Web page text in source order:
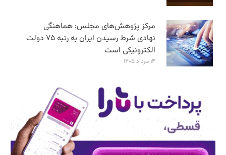
مرکز پژوهش‌های مجلس: هماهنگی
نهادی شرط رسیدن ایران به رتبه ۷۵ دولت
الکترونیکی است
۱۴ مرداد ۱۴۰۵